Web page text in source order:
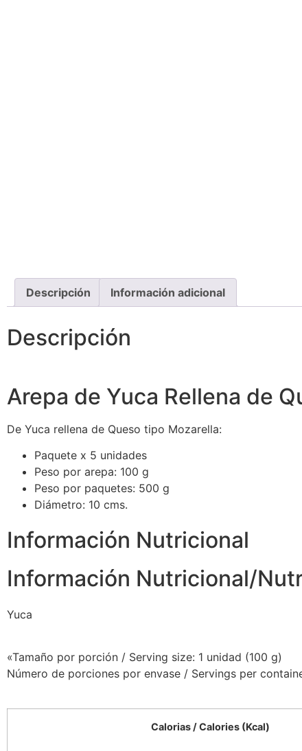
Descripción Información adicional
Descripción
Arepa de Yuca Rellena de
De Yuca rellena de Queso tipo Mozarella:
Paquete x 5 unidades
Peso por arepa: 100 g
Peso por paquetes: 500 g
Diámetro: 10 cms.
Información Nutricional
Información Nutricional/
Yuca
«Tamaño por porción / Serving size: 1 unidad (100 g)
Número de porciones por envase / Servings per
Calorias / Calories (Kcal)